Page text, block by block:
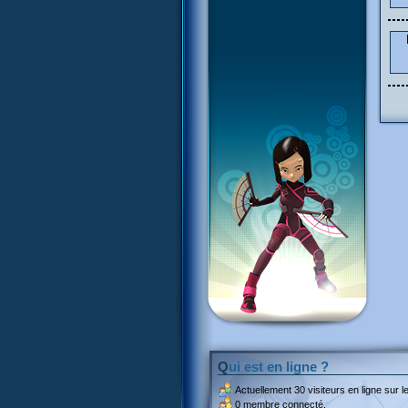
Qui est en ligne ?
Actuellement 30 visiteurs en ligne sur
0 membre connecté.